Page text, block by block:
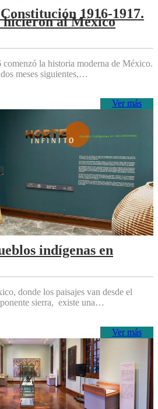
1916-1917.
hicieron al México
comenzó la historia moderna de México.
meses siguientes,…
Ver más
indígenas en
donde los paisajes van desde el
sierra, existe una…
Ver más